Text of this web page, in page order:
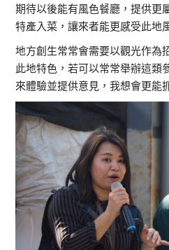
期待以後能有風色餐廳，提供更
特產入菜，讓來者能更感受此地
地方創生常常會需要以觀光作為
此地特色，若可以常常舉辦這類
來體驗並提供意見，我想會更能